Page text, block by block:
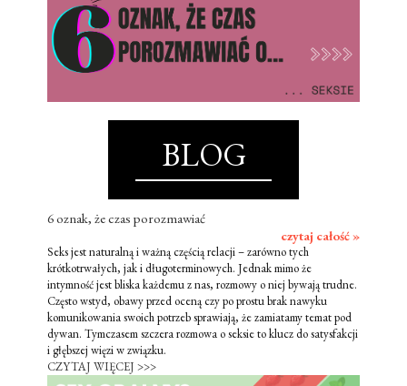
BLOG
6 oznak, że czas porozmawiać
czytaj całość »
Seks jest naturalną i ważną częścią relacji – zarówno tych
krótkotrwałych, jak i długoterminowych. Jednak mimo że
intymność jest bliska każdemu z nas, rozmowy o niej bywają trudne.
Często wstyd, obawy przed oceną czy po prostu brak nawyku
komunikowania swoich potrzeb sprawiają, że zamiatamy temat pod
dywan. Tymczasem szczera rozmowa o seksie to klucz do satysfakcji
i głębszej więzi w związku.
CZYTAJ WIĘCEJ >>>